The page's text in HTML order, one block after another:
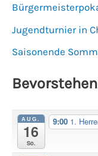
Jugendturnier in
Saisonende
AUG.
16
So.
9:00 1.